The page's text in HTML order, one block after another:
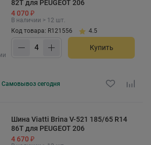
82T для PEUGEOT 206
4 070 ₽
В наличии > 12 шт.
Код товара: R121556
4.5
Купить
Самовывоз сегодня
Шина Viatti Brina V-521 185/65 R14
86T для PEUGEOT 206
4 670 ₽